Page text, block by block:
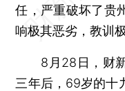
任，严重破坏了贵
响极其恶劣，教训极
8月28日，财新
三年后，69岁的十